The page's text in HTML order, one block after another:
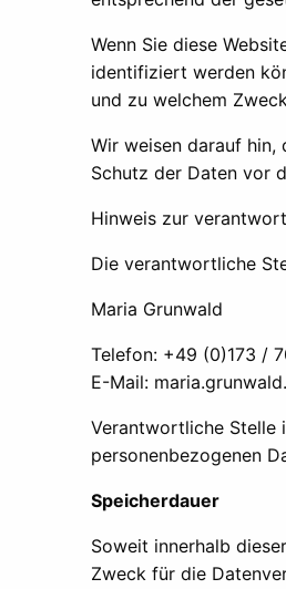
Wenn Sie diese
identifiziert werden
und zu welchem
Wir weisen darauf hin,
Schutz der Daten vor
Hinweis zur
Die verantwortliche
Maria Grunwald
Telefon: +49 (0)173 /
E-Mail:
Verantwortliche Stelle
personenbezogenen
Speicherdauer
Soweit innerhalb
Zweck für die